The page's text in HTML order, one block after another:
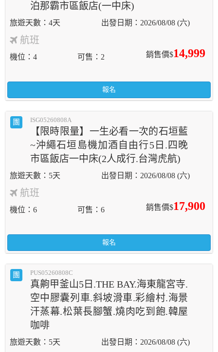
泊那霸市區飯店(一中床)
4天 2026/08/08 (六)
航班
銷售價$14,999
機位 4 可售 2
報名
團 ISG05260808A
【限時限量】一生必看一次的石垣藍
~沖繩石垣島機加酒自由行5日.四晚
市區飯店一中床(2人成行.台灣虎航)
5天 2026/08/08 (六)
航班
銷售價$17,900
機位 6 可售 6
報名
團 PUS05260808C
真齁甲釜山5日.THE BAY.海東龍宮寺.
空中膠囊列車.斜坡滑車.彩繪村.海景
汗蒸幕.松葉長腳蟹.燒肉吃到飽.韓屋
咖啡
5天 2026/08/08 (六)